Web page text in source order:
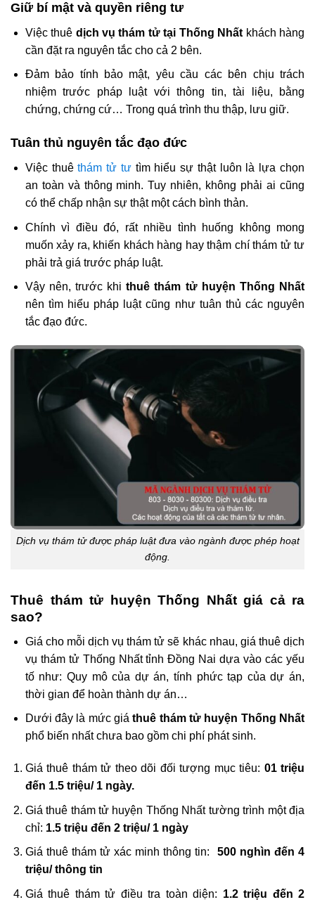
Giữ bí mật và quyền riêng tư
Việc thuê dịch vụ thám tử tại Thống Nhất khách hàng
cần đặt ra nguyên tắc cho cả 2 bên.
Đảm bảo tính bảo mật, yêu cầu các bên chịu trách
nhiệm trước pháp luật với thông tin, tài liệu, bằng
chứng, chứng cứ… Trong quá trình thu thập, lưu giữ.
Tuân thủ nguyên tắc đạo đức
Việc thuêthám tử tưtìm hiểu sự thật luôn là lựa chọn
an toàn và thông minh. Tuy nhiên, không phải ai cũng
có thể chấp nhận sự thật một cách bình thản.
Chính vì điều đó, rất nhiều tình huống không mong
muốn xảy ra, khiến khách hàng hay thậm chí thám tử tư
phải trả giá trước pháp luật.
Vậy nên, trước khi thuê thám tử huyện Thống Nhất
nên tìm hiểu pháp luật cũng như tuân thủ các nguyên
tắc đạo đức.
Dịch vụ thám tử được pháp luật đưa vào ngành được phép hoạt
động.
Thuê thám tử huyện Thống Nhất giá cả ra
sao?
Giá cho mỗi dịch vụ thám tử sẽ khác nhau, giá thuê dịch
vụ thám tử Thống Nhất tỉnh Đồng Nai dựa vào các yếu
tố như: Quy mô của dự án, tính phức tạp của dự án,
thời gian để hoàn thành dự án…
Dưới đây là mức giáthuê thám tử huyện Thống Nhất
phổ biến nhất chưa bao gồm chi phí phát sinh.
Giá thuê thám tử theo dõi đối tượng mục tiêu: 01 triệu
đến 1.5 triệu/ 1 ngày.
Giá thuê thám tử huyện Thống Nhất tường trình một địa
chỉ: 1.5 triệu đến 2 triệu/ 1 ngày
Giá thuê thám tử xác minh thông tin: 500 nghìn đến 4
triệu/ thông tin
Giá thuê thám tử điều tra toàn diện: 1.2 triệu đến 2